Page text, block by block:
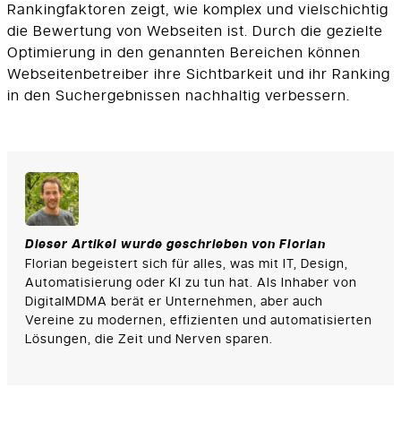
Rankingfaktoren zeigt, wie komplex und vielschichtig
die Bewertung von Webseiten ist. Durch die gezielte
Optimierung in den genannten Bereichen können
Webseitenbetreiber ihre Sichtbarkeit und ihr Ranking
in den Suchergebnissen nachhaltig verbessern.
Dieser Artikel wurde geschrieben von Florian
Florian begeistert sich für alles, was mit IT, Design,
Automatisierung oder KI zu tun hat. Als Inhaber von
DigitalMDMA berät er Unternehmen, aber auch
Vereine zu modernen, effizienten und automatisierten
Lösungen, die Zeit und Nerven sparen.